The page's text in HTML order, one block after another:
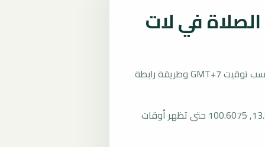
في لات
تُحسب مواقيت الصلاة في لات فراو، تايلند بحسب توقيت GMT+7 وطريقة رابطة
المرجع العام للمدينة يستخدم إحداثيات 13.8035, 100.6075 حتى تظهر أوقات